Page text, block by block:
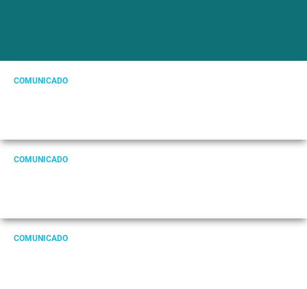
COMUNICADO
COMUNICADO
COMUNICADO